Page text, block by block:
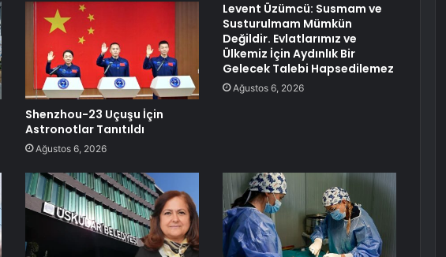
Shenzhou-23 Uçuşu İçin
Astronotlar Tanıtıldı
Ağustos 6, 2026
Levent Üzümcü: Susmam ve
Susturulmam Mümkün
Değildir. Evlatlarımız ve
Ülkemiz İçin Aydınlık Bir
Gelecek Talebi Hapsedilemez
Ağustos 6, 2026